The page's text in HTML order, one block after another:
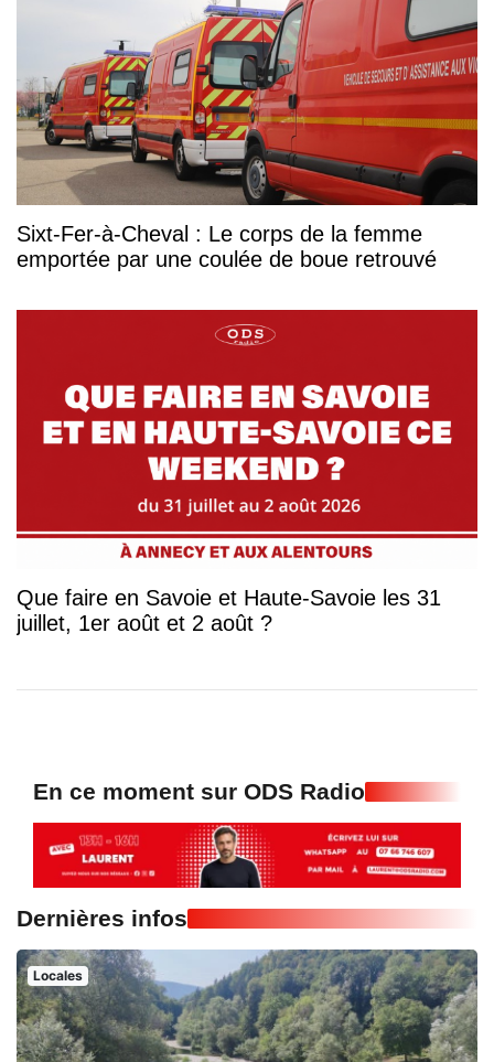
Sixt-Fer-à-Cheval : Le corps de la femme
emportée par une coulée de boue retrouvé
Que faire en Savoie et Haute-Savoie les 31
juillet, 1er août et 2 août ?
En ce moment sur ODS Radio
Dernières infos
Locales